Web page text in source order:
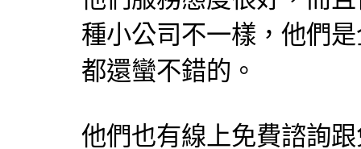
種小公司不一樣，他們
都還蠻不錯的。
他們也有線上免費諮詢